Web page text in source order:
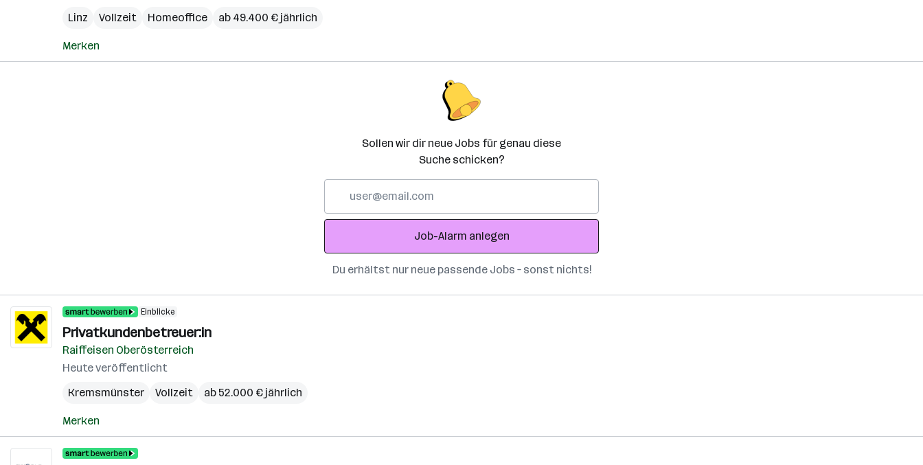
Linz
Vollzeit Homeoffice ab 49.400 € jährlich
Merken
Sollen wir dir neue Jobs für genau diese
Suche schicken?
Adresse
Job-Alarm anlegen
Du erhältst nur neue passende Jobs – sonst nichts!
Einblicke
Privatkundenbetreuer:in
Raiffeisen Oberösterreich
Heute veröffentlicht
Kremsmünster
Vollzeit ab 52.000 € jährlich
Merken